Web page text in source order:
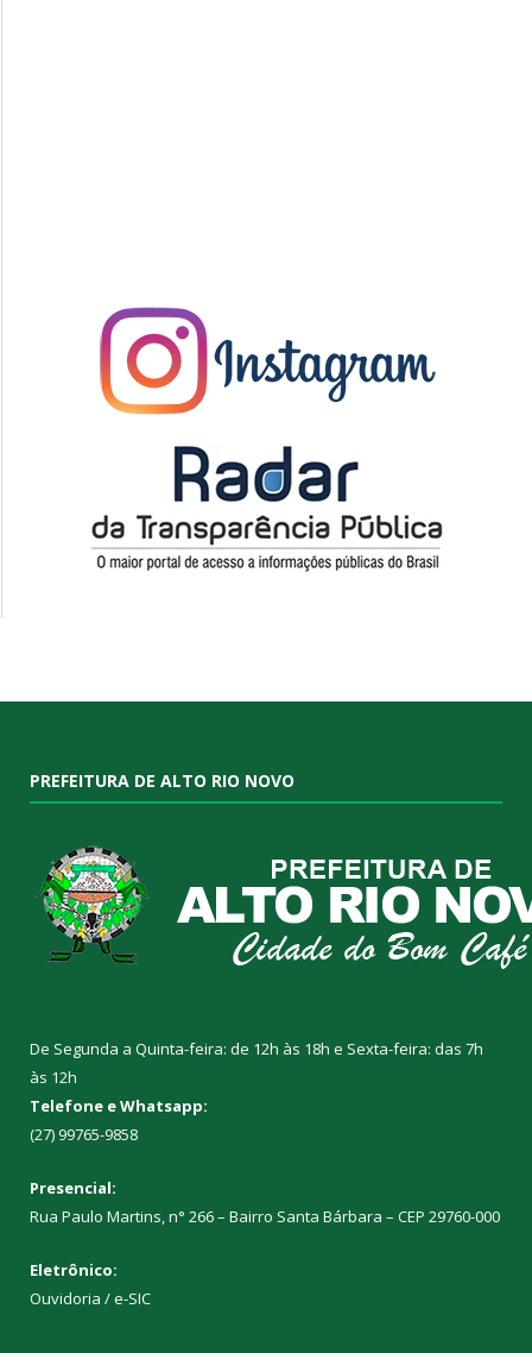
PREFEITURA DE ALTO RIO NOVO
De Segunda a Quinta-feira: de 12h às 18h e Sexta-feira: das 7h
às 12h
Telefone e Whatsapp:
(27) 99765-9858
Presencial:
Rua Paulo Martins, n° 266 – Bairro Santa Bárbara – CEP 29760-000
Eletrônico:
Ouvidoria /e-SIC